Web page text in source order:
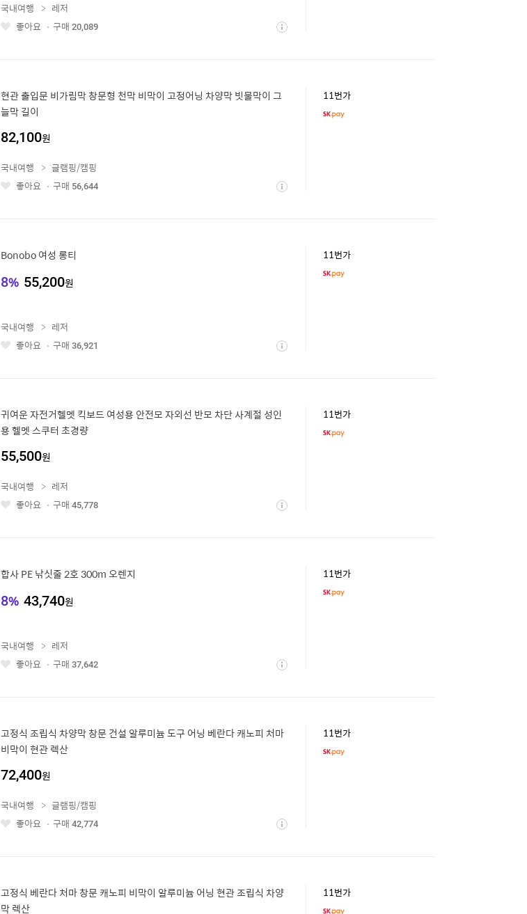
좋 상
국내여행
레저
좋아요
구매 20,089
현관 출입문 비가림막 창문형 천막 비막이 고정어닝 차양막 빗물막이 그
늘막 길이
82,100원
11번가
좋 상
국내여행
글램핑/캠핑
좋아요
구매 56,644
Bonobo 여성 롱티
8% 55,200원
11번가
좋 상
국내여행
레저
좋아요
구매 36,921
귀여운 자전거헬멧 킥보드 여성용 안전모 자외선 반모 차단 사계절 성인
용 헬멧 스쿠터 초경량
55,500원
11번가
좋 상
국내여행
레저
좋아요
구매 45,778
합사 PE 낚싯줄 2호 300m 오렌지
8% 43,740원
11번가
좋 상
국내여행
레저
좋아요
구매 37,642
고정식 조립식 차양막 창문 건설 알루미늄 도구 어닝 베란다 캐노피 처마
비막이 현관 렉산
72,400원
11번가
좋 상
국내여행
글램핑/캠핑
좋아요
구매 42,774
고정식 베란다 처마 창문 캐노피 비막이 알루미늄 어닝 현관 조립식 차양
막 렉산
11번가